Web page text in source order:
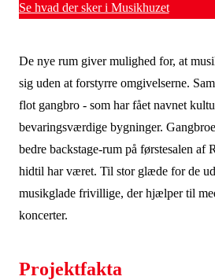
Se hvad der sker i Musikhuzet
De nye rum giver mulighed for, at
sig uden at forstyrre omgivelserne.
flot gangbro - som har fået navnet
bevaringsværdige bygninger.
bedre backstage-rum på førstesalen af
hidtil har været. Til stor glæde for de
musikglade frivillige, der hjælper til
koncerter.
Projektfakta